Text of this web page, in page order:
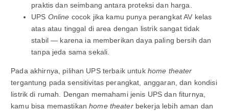
praktis dan seimbang antara proteksi dan harga.
UPS Online cocok jika kamu punya perangkat AV kelas
atas atau tinggal di area dengan listrik sangat tidak
stabil — karena ia memberikan daya paling bersih dan
tanpa jeda sama sekali.
Pada akhirnya, pilihan UPS terbaik untuk home theater
tergantung pada sensitivitas perangkat, anggaran, dan kondisi
listrik di rumah. Dengan memahami jenis UPS dan fiturnya,
kamu bisa memastikanhome theaterbekerja lebih aman dan